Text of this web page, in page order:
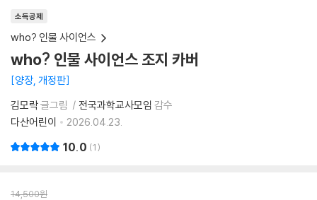
소득공제
who? 인물 사이언스
who? 인물 사이언스 조지 카버
양장, 개정판
김모락글그림 전국과학교사모임 감수
다산어린이
2026.04.23.
10.0 1
14,500원